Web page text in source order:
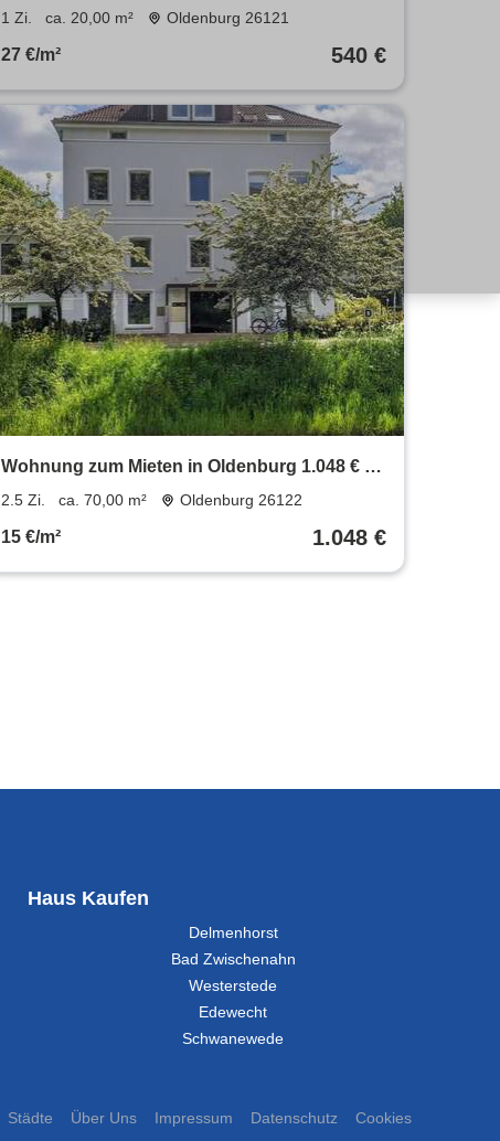
Fachhochschule - Zentrum Bestlage
1 Zi. ca. 20,00 m² Oldenburg 26121
27 €/m² 540 €
Wohnung zum Mieten in Oldenburg 1.048 € 70
m²
2.5 Zi. ca. 70,00 m² Oldenburg 26122
15 €/m² 1.048 €
Haus Kaufen
Delmenhorst
Bad Zwischenahn
Westerstede
Edewecht
Schwanewede
Städte Über Uns Impressum Datenschutz Cookies